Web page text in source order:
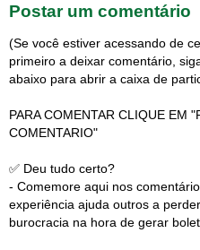
Postar um comentário
(Se você estiver acessando de
primeiro a deixar comentário,
abaixo para abrir a caixa de
PARA COMENTAR CLIQUE EM
COMENTARIO"
✅ Deu tudo certo?
- Comemore aqui nos
experiência ajuda outros a
burocracia na hora de gerar